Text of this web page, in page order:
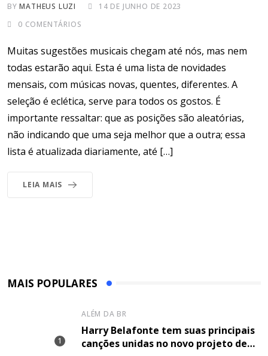
BYMATHEUS LUZI
14 DE JUNHO DE 2023
0 COMENTÁRIOS
Muitas sugestões musicais chegam até nós, mas nem
todas estarão aqui. Esta é uma lista de novidades
mensais, com músicas novas, quentes, diferentes. A
seleção é eclética, serve para todos os gostos. É
importante ressaltar: que as posições são aleatórias,
não indicando que uma seja melhor que a outra; essa
lista é atualizada diariamente, até […]
LEIA MAIS
MAIS POPULARES
ALÉM DA BR
Harry Belafonte tem suas principais
canções unidas no novo projeto de